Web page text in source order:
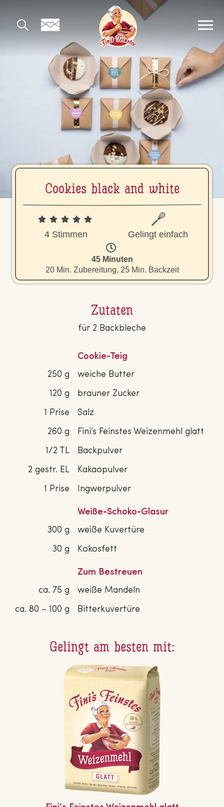
Cookies black and white
4 Stimmen Gelingt einfach
45 Minuten
20 Min. Zubereitung, 25 Min. Backzeit
Zutaten
für 2 Backbleche
Cookie-Teig
250 g
weiche Butter
120 g
brauner Zucker
1 Prise
Salz
260 g
Fini’s Feinstes Weizenmehl glatt
1/2 TL
Backpulver
2 gestr. EL
Kakaopulver
1 Prise
Ingwerpulver
Weiße-Schoko-Glasur
300 g
weiße Kuvertüre
30 g
Kokosfett
Zum Bestreuen
ca. 75 g
weiße Mandeln
ca. 80 – 100 g
Bitterkuvertüre
Gelingt am besten mit: